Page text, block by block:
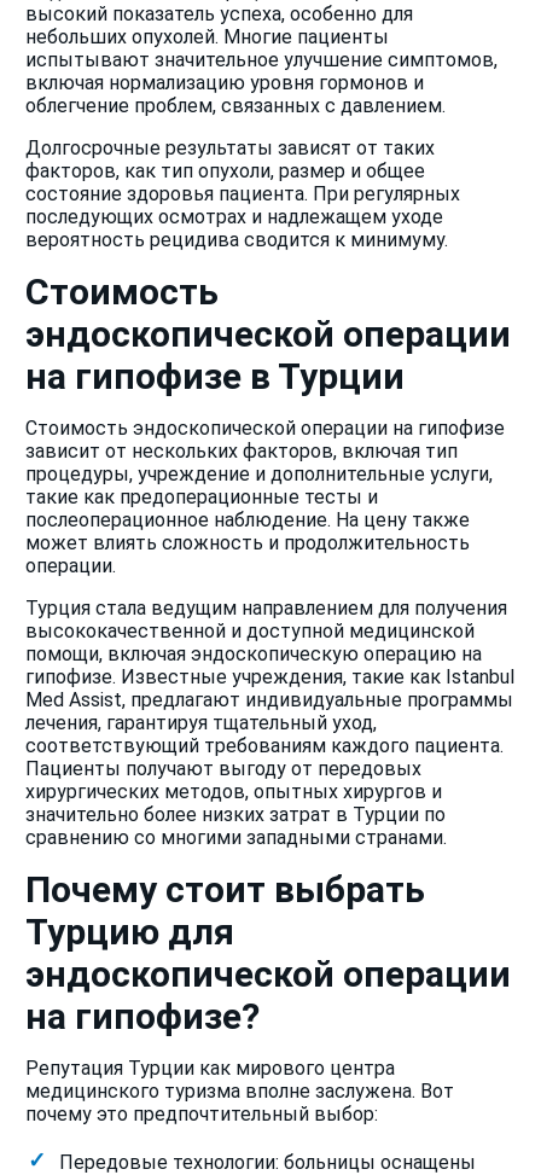
высокий показатель успеха, особенно для
небольших опухолей. Многие пациенты
испытывают значительное улучшение симптомов,
включая нормализацию уровня гормонов и
облегчение проблем, связанных с давлением.
Долгосрочные результаты зависят от таких
факторов, как тип опухоли, размер и общее
состояние здоровья пациента. При регулярных
последующих осмотрах и надлежащем уходе
вероятность рецидива сводится к минимуму.
Стоимость
эндоскопической операции
на гипофизе в Турции
Стоимость эндоскопической операции на гипофизе
зависит от нескольких факторов, включая тип
процедуры, учреждение и дополнительные услуги,
такие как предоперационные тесты и
послеоперационное наблюдение. На цену также
может влиять сложность и продолжительность
операции.
Турция стала ведущим направлением для получения
высококачественной и доступной медицинской
помощи, включая эндоскопическую операцию на
гипофизе. Известные учреждения, такие как Istanbul
Med Assist, предлагают индивидуальные программы
лечения, гарантируя тщательный уход,
соответствующий требованиям каждого пациента.
Пациенты получают выгоду от передовых
хирургических методов, опытных хирургов и
значительно более низких затрат в Турции по
сравнению со многими западными странами.
Почему стоит выбрать
Турцию для
эндоскопической операции
на гипофизе?
Репутация Турции как мирового центра
медицинского туризма вполне заслужена. Вот
почему это предпочтительный выбор:
Передовые технологии: больницы оснащены